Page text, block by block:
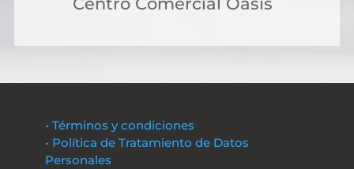
• Términos y condiciones
• Política de Tratamiento de Datos
Personales